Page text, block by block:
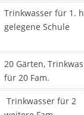
Trinkwasser für 1.
gelegene Schule
20 Gärten,
für 20 Fam.
Trinkwasser für 2